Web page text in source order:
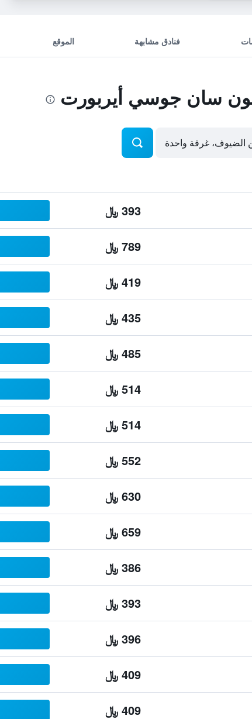
فنادق مشابهة الموقع
سان جوسي أيربورت
393 ﷼
789 ﷼
419 ﷼
435 ﷼
485 ﷼
514 ﷼
514 ﷼
552 ﷼
630 ﷼
659 ﷼
386 ﷼
393 ﷼
396 ﷼
409 ﷼
409 ﷼